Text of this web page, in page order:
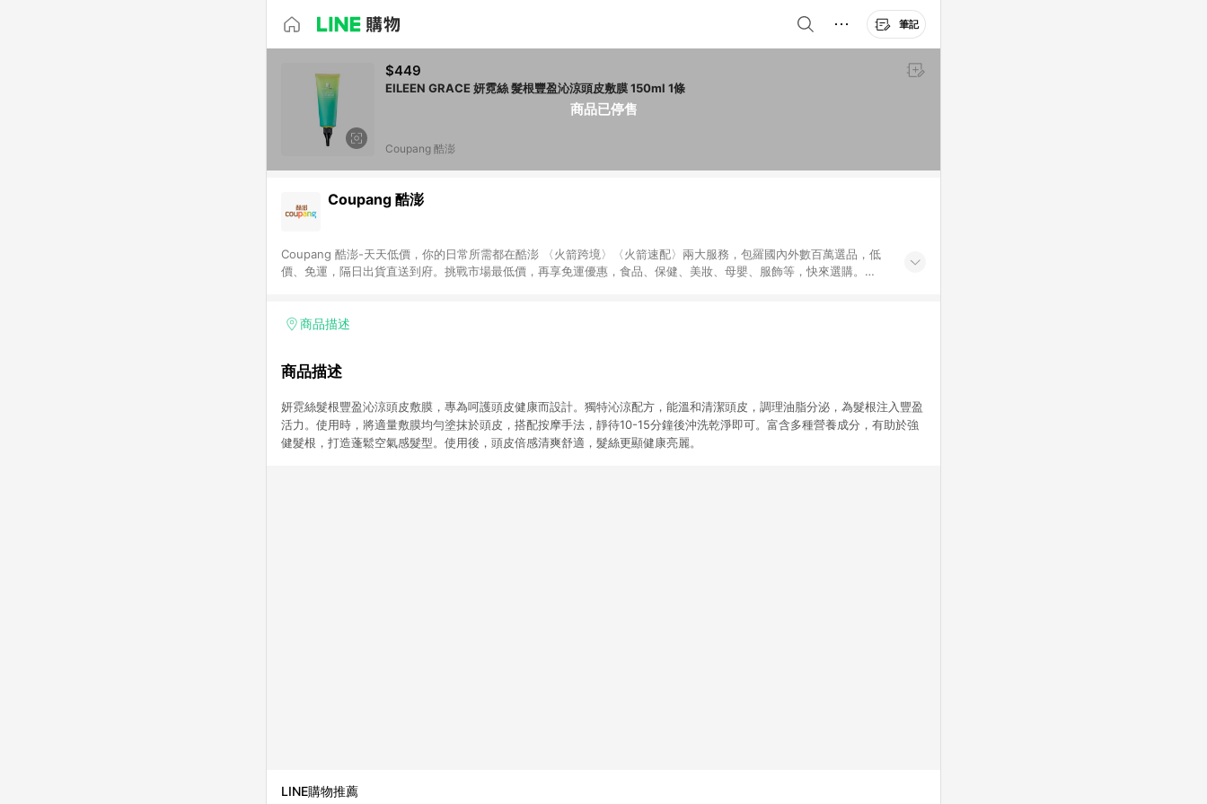
筆記
商品已停售
$449
EILEEN GRACE 妍霓絲 髮根豐盈沁涼頭皮敷膜 150ml 1條
Coupang 酷澎
Coupang 酷澎
Coupang 酷澎-天天低價，你的日常所需都在酷澎 〈火箭跨境〉〈火箭速配〉兩大服務，包羅國內外數百萬選品，低
價、免運，隔日出貨直送到府。挑戰市場最低價，再享免運優惠，食品、保健、美妝、母嬰、服飾等，快來選購。
商品描述
商品描述
妍霓絲髮根豐盈沁涼頭皮敷膜，專為呵護頭皮健康而設計。獨特沁涼配方，能溫和清潔頭皮，調理油脂分泌，為髮根注入豐盈
活力。使用時，將適量敷膜均勻塗抹於頭皮，搭配按摩手法，靜待10-15分鐘後沖洗乾淨即可。富含多種營養成分，有助於強
健髮根，打造蓬鬆空氣感髮型。使用後，頭皮倍感清爽舒適，髮絲更顯健康亮麗。
LINE購物推薦